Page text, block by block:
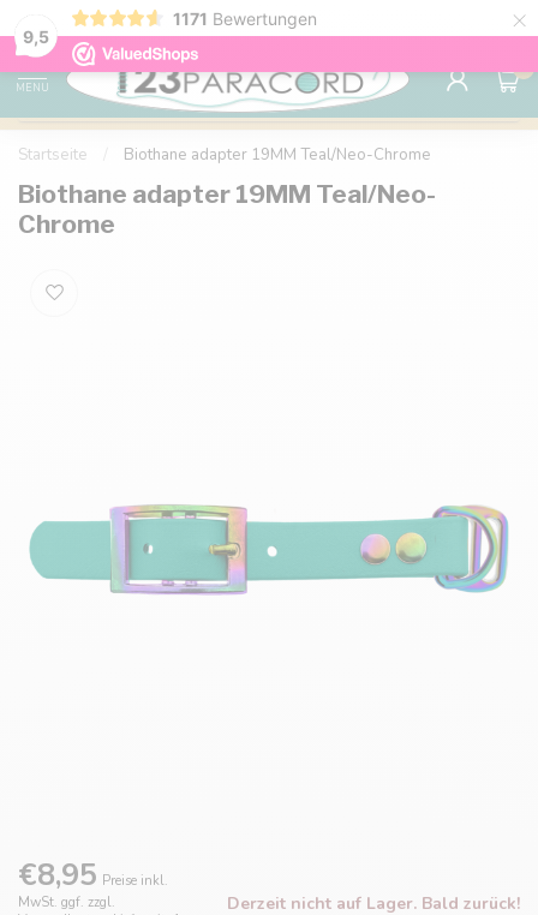
9,5
1171 Bewertungen ×
Kostenlose Lieferung nach Hause ab 150 €
MENU
0
Startseite Biothane adapter 19MM Teal/Neo-Chrome
Biothane adapter 19MM Teal/Neo-
Chrome
€8,95 Preise inkl.
MwSt. ggf. zzgl.
Derzeit nicht auf Lager. Bald zurück!